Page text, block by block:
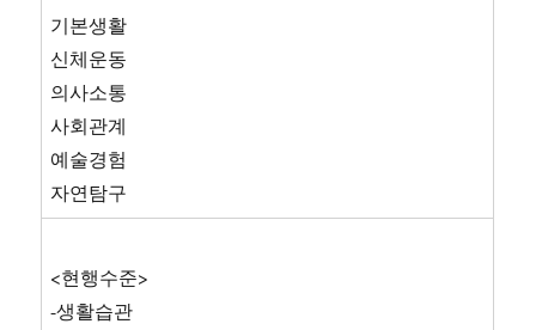
기본생활
신체운동
의사소통
사회관계
예술경험
자연탐구
<현행수준>
-생활습관